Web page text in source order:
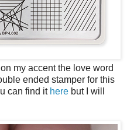
my accent the love word
ended stamper for this
can find it here but I will